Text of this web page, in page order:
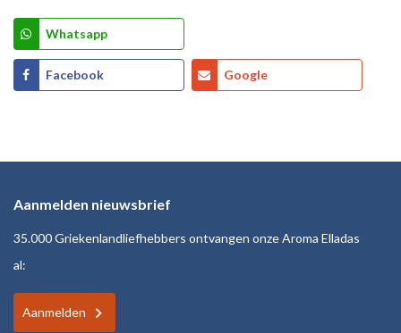
Whatsapp
Facebook Google
Aanmelden nieuwsbrief
35.000 Griekenlandliefhebbers ontvangen onze Aroma Elladas
al:
Aanmelden